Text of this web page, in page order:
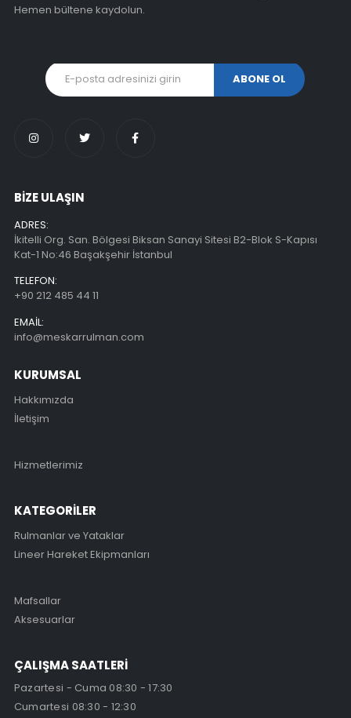
Hemen bültene kaydolun.
BİZE ULAŞIN
ADRES:
İkitelli Org. San. Bölgesi Biksan Sanayi Sitesi B2-Blok S-Kapısı
Kat-1 No:46 Başakşehir İstanbul
TELEFON:
+90 212 485 44 11
EMAIL:
info@meskarrulman.com
KURUMSAL
Hakkımızda
İletişim
Hizmetlerimiz
KATEGORİLER
Rulmanlar ve Yataklar
Lineer Hareket Ekipmanları
Mafsallar
Aksesuarlar
ÇALIŞMA SAATLERİ
Pazartesi - Cuma 08:30 - 17:30
Cumartesi 08:30 - 12:30